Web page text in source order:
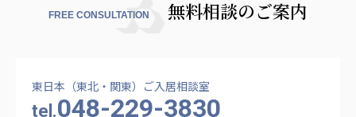
FREE CONSULTATION 無料相談のご案内
東日本（東北・関東）ご入居相談室
tel.048-229-3830